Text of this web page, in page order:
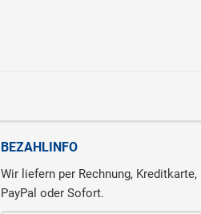
BEZAHLINFO
Wir liefern per Rechnung, Kreditkarte,
PayPal oder Sofort.